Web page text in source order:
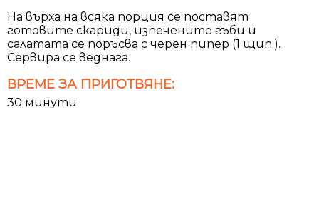
На върха на всяка порция се поставят
готовите скариди, изпечените гъби и
салатата се поръсва с черен пипер (1 щип.).
Сервира се веднага.
ВРЕМЕ ЗА ПРИГОТВЯНЕ:
30 минути